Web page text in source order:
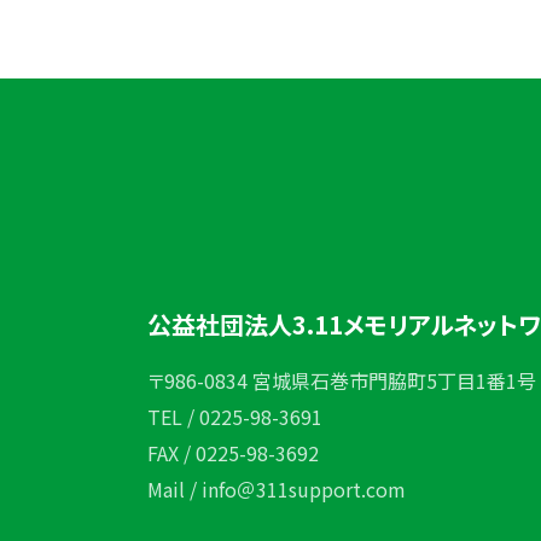
公益社団法人3.11メモリアルネット
〒986-0834 宮城県石巻市門脇町5丁目1番1
TEL / 0225-98-3691
FAX / 0225-98-3692
Mail / info＠311support.com